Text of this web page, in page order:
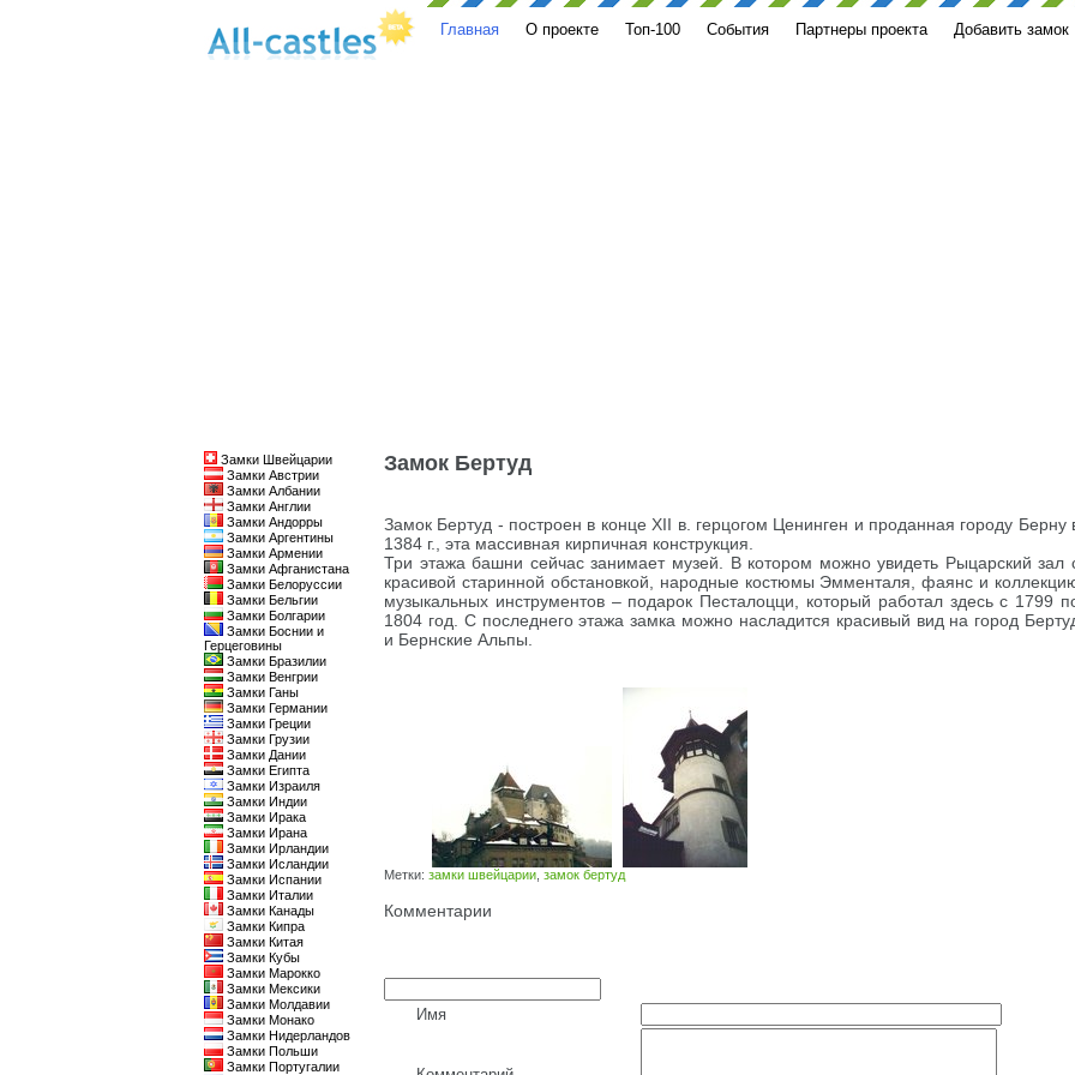
Главная О проекте Топ-100 События Партнеры проекта Добавить замок
Замки Швейцарии
Замки Австрии
Замки Албании
Замки Англии
Замки Андорры
Замки Аргентины
Замки Армении
Замки Афганистана
Замки Белоруссии
Замки Бельгии
Замки Болгарии
Замки Боснии и
Герцеговины
Замки Бразилии
Замки Венгрии
Замки Ганы
Замки Германии
Замки Греции
Замки Грузии
Замки Дании
Замки Египта
Замки Израиля
Замки Индии
Замки Ирака
Замки Ирана
Замки Ирландии
Замки Исландии
Замки Испании
Замки Италии
Замки Канады
Замки Кипра
Замки Китая
Замки Кубы
Замки Марокко
Замки Мексики
Замки Молдавии
Замки Монако
Замки Нидерландов
Замки Польши
Замки Португалии
Замок Бертуд
Замок Бертуд - построен в конце XII в. герцогом Ценинген и проданная городу Берну
1384 г., эта массивная кирпичная конструкция.
Три этажа башни сейчас занимает музей. В котором можно увидеть Рыцарский зал
красивой старинной обстановкой, народные костюмы Эмменталя, фаянс и
музыкальных инструментов – подарок Песталоцци, который работал здесь с 1799
1804 год. С последнего этажа замка можно насладится красивый вид на город
и Бернские Альпы.
Метки: замки швейцарии замок бертуд
Комментарии
Имя